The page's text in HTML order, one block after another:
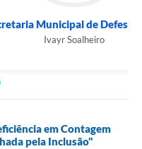
Defesa Social
em Contagem
pela Inclusão"